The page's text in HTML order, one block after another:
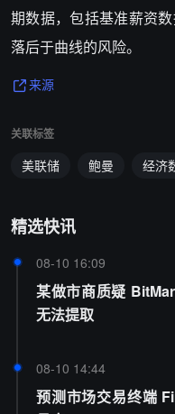
期数据，包括基准薪资
落后于曲线的风险。
来源
关联标签
美联储 鲍曼 经济
精选快讯
08-10 16:09
某做市商质疑
无法提取
08-10 14:44
预测市场交易终端